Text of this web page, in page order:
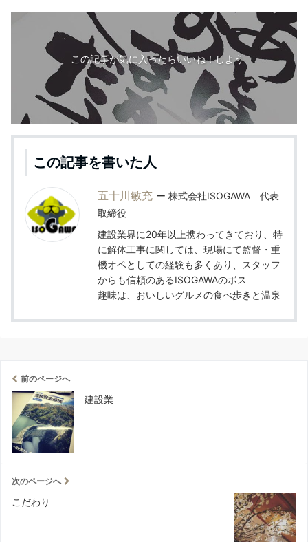
この記事が気に入ったらいいね！しよう
この記事を書いた人
五十川敏充
株式会社ISOGAWA 代表
取締役
建設業界に20年以上携わってきており、特
に解体工事に関しては、現場にて監督・重
機オペとしての経験も多くあり、スタッフ
からも信頼のあるISOGAWAのボス
趣味は、おいしいグルメの食べ歩きと温泉
前のページへ
建設業
次のページへ
こだわり